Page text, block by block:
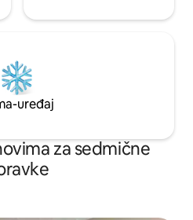
uređaj
za sedmične